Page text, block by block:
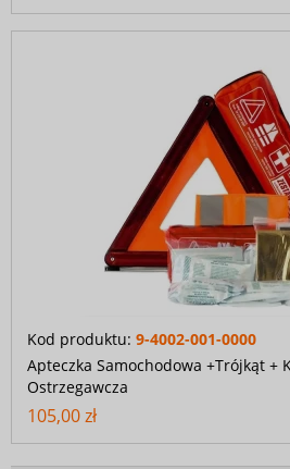
Kod produktu: 9-4002-001-0000
Apteczka Samochodowa +Trójkąt +
Ostrzegawcza
105,00 zł